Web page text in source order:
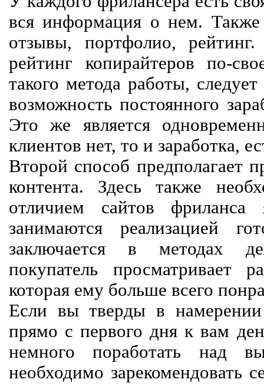
вся информация о нем. Также
отзывы, портфолио,
рейтинг копирайтеров по-
такого метода работы,
возможность постоянного
Это же является
клиентов нет, то и заработка,
Второй способ предполагает
контента. Здесь также
отличием сайтов
занимаются реализацией
заключается в методах
покупатель просматривает
которая ему больше всего
Если вы тверды в
прямо с первого дня к вам
немного поработать над
необходимо зарекомендовать